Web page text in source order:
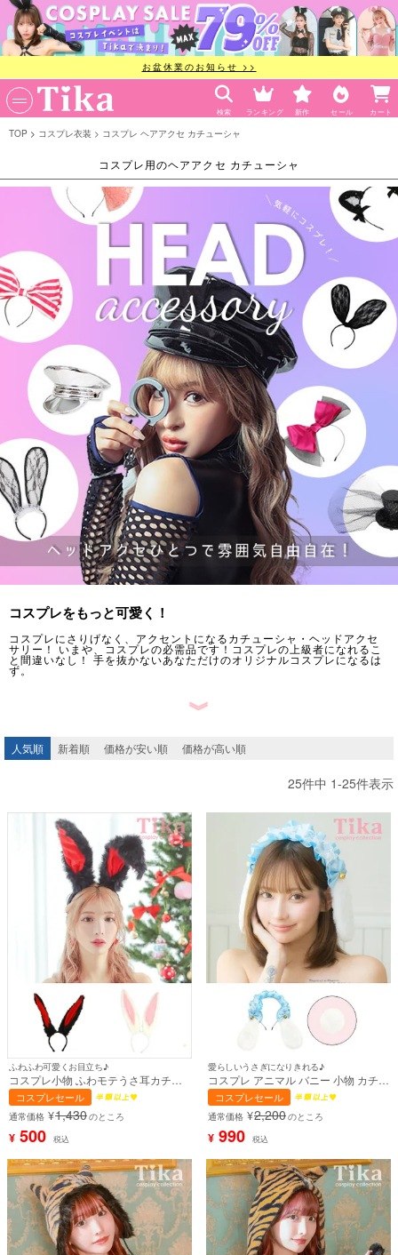
お盆休業のお知らせ >>
検索 ランキング 新作 セール カート
TOP コスプレ衣装 コスプレ ヘアアクセ カチューシャ
コスプレ用のヘアアクセ カチューシャ
コスプレをもっと可愛く！
コスプレにさりげなく、アクセントになるカチューシャ・ヘッドアクセ
サリー！ いまや、コスプレの必需品です！コスプレの上級者になれるこ
と間違いなし！ 手を抜かないあなただけのオリジナルコスプレになるは
ず。
︾
人気順 新着順 価格が安い順 価格が高い順
25件中 1-25件表示
ふわふわ可愛くお目立ち♪
コスプレ小物 ふわモテうさ耳カチュ
ーシャ【ハロウィン】[tk-hw34534]
コスプレセール
通常価格 ¥1,430のところ
¥ 500 税込
愛らしいうさぎになりきれる♪
コスプレ アニマル バニー 小物 カチュ
ーシャ 垂れ耳 しっぽ 2点セット【ハ
ロウィン】[tk-hw90627st-k]
コスプレセール
通常価格 ¥2,200のところ
¥ 990 税込